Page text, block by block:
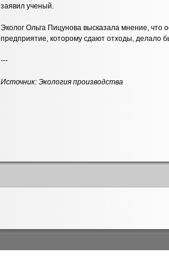
заявил ученый.
Эколог Ольга Пицунова высказала мнение, что
предприятие, которому сдают отходы, делало
---
Источник: Экология производства